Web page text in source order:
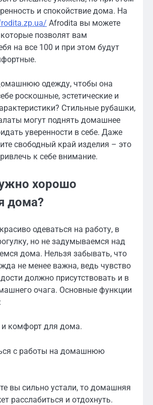
и спокойствие дома. На
Afrodita вы можете
позволят вам
на все 100 и при этом будут
одежду, чтобы она
роскошные, эстетические и
Стильные рубашки,
могут поднять домашнее
уверенности в себе. Даже
свободный край изделия – это
к себе внимание.
хорошо
дома?
одеваться на работу, в
но не задумываемся над
дома. Нельзя забывать, что
не менее важна, ведь чувство
должно присутствовать и в
очага. Основные функции
и комфорт для дома.
с работы на домашнюю
вы сильно устали, то домашняя
расслабиться и отдохнуть.